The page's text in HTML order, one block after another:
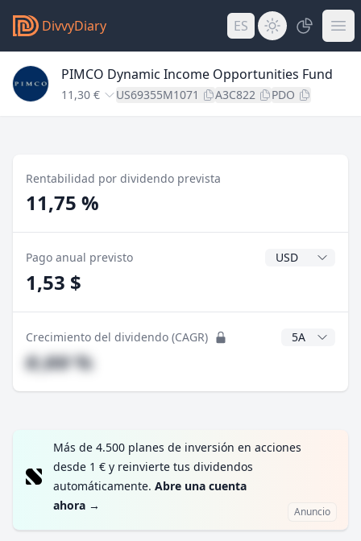
DivvyDiary ES
PIMCO Dynamic Income Opportunities Fund
11,30 € US69355M1071 A3C822 PDO
Rentabilidad por dividendo prevista
11,75 %
Pago anual previsto Divisa del
1,53 $
Crecimiento del dividendo (CAGR) Años CAGR
#,## %
Más de 4.500 planes de inversión en acciones
desde 1 € y reinvierte tus dividendos
automáticamente. Abre una cuenta
ahora → Anuncio